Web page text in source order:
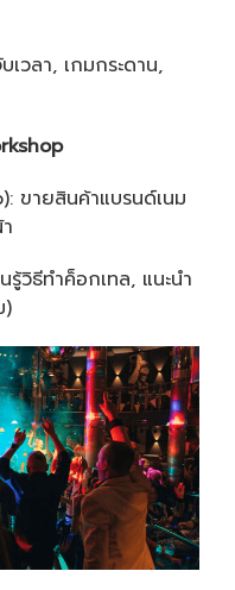
วลา, เกมกระดาน,
ขายสินค้าแบรนด์เนม
วิธีทำค็อกเทล, แนะนำ
)